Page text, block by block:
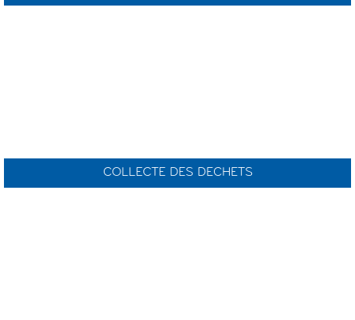
COLLECTE DES DECHETS